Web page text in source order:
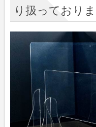
り扱っておりま